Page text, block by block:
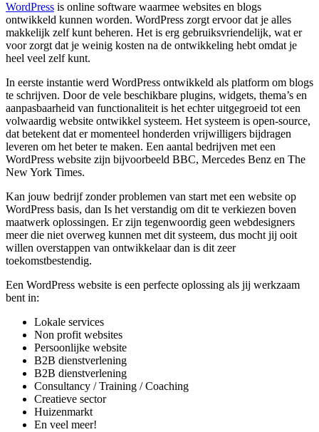
WordPress is online software waarmee websites en blogs
ontwikkeld kunnen worden. WordPress zorgt ervoor dat je alles
makkelijk zelf kunt beheren. Het is erg gebruiksvriendelijk, wat er
voor zorgt dat je weinig kosten na de ontwikkeling hebt omdat je
heel veel zelf kunt.
In eerste instantie werd WordPress ontwikkeld als platform om blogs
te schrijven. Door de vele beschikbare plugins, widgets, thema’s en
aanpasbaarheid van functionaliteit is het echter uitgegroeid tot een
volwaardig website ontwikkel systeem. Het systeem is open-source,
dat betekent dat er momenteel honderden vrijwilligers bijdragen
leveren om het beter te maken. Een aantal bedrijven met een
WordPress website zijn bijvoorbeeld BBC, Mercedes Benz en The
New York Times.
Kan jouw bedrijf zonder problemen van start met een website op
WordPress basis, dan Is het verstandig om dit te verkiezen boven
maatwerk oplossingen. Er zijn tegenwoordig geen webdesigners
meer die niet overweg kunnen met dit systeem, dus mocht jij ooit
willen overstappen van ontwikkelaar dan is dit zeer
toekomstbestendig.
Een WordPress website is een perfecte oplossing als jij werkzaam
bent in:
Lokale services
Non profit websites
Persoonlijke website
B2B dienstverlening
B2B dienstverlening
Consultancy / Training / Coaching
Creatieve sector
Huizenmarkt
En veel meer!